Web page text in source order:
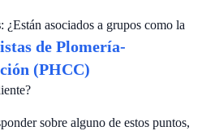
: ¿Están asociados a grupos como la
de Plomería-
(PHCC)
sobre alguno de estos puntos,